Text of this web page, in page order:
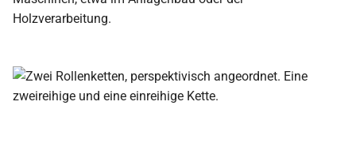
Holzverarbeitung.